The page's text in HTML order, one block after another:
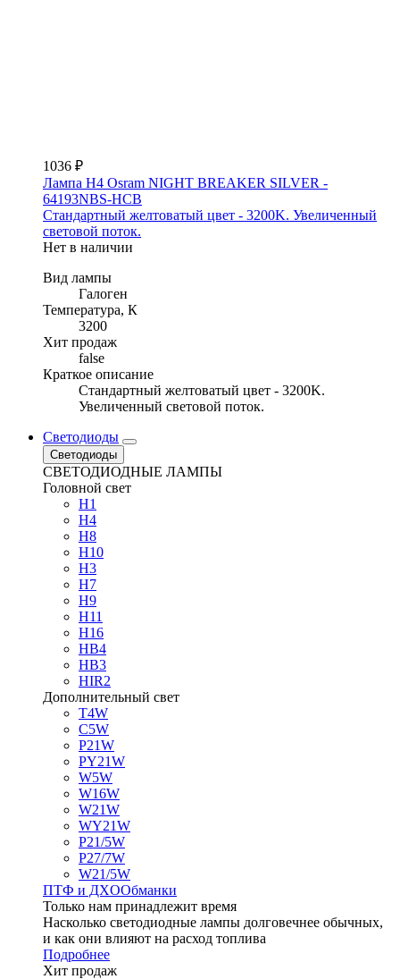
1036 ₽
Лампа H4 Osram NIGHT BREAKER SILVER -
64193NBS-HCB
Стандартный желтоватый цвет - 3200K. Увеличенный
световой поток.
Нет в наличии
Вид лампы
Галоген
Температура, К
3200
Хит продаж
false
Краткое описание
Стандартный желтоватый цвет - 3200K.
Увеличенный световой поток.
Светодиоды
Светодиоды
СВЕТОДИОДНЫЕ ЛАМПЫ
Головной свет
H1
H4
H8
H10
H3
H7
H9
H11
H16
HB4
HB3
HIR2
Дополнительный свет
T4W
C5W
P21W
PY21W
W5W
W16W
W21W
WY21W
P21/5W
P27/7W
W21/5W
ПТФ и ДXООбманки
Только нам принадлежит время
Насколько светодиодные лампы долговечнее обычных,
и как они влияют на расход топлива
Подробнее
Хит продаж